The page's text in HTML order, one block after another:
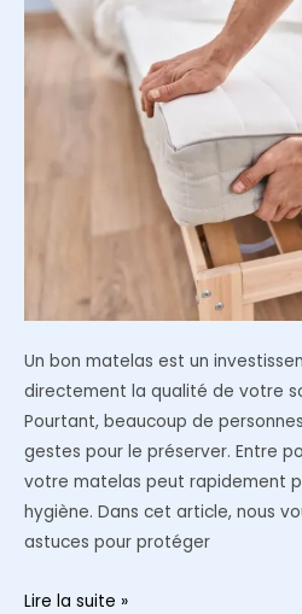
Vous
Ressemble
Un bon matelas est un
directement la qualité de votre
Pourtant, beaucoup de
gestes pour le préserver. Entre
votre matelas peut rapidement
hygiène. Dans cet article, nous
astuces pour protéger
Comment
Lire la suite »